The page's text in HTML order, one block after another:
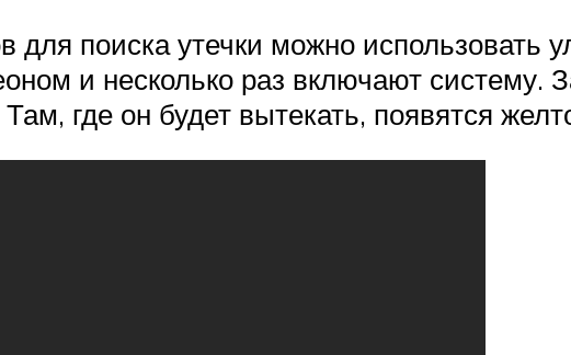
для поиска утечки можно использовать
и несколько раз включают
где он будет вытекать, появятся